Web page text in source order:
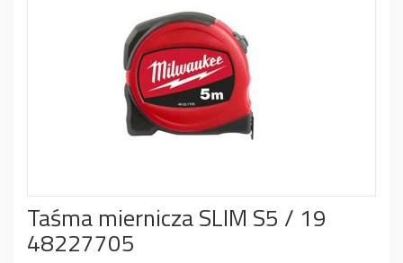
Taśma miernicza SLIM S5 / 19
48227705